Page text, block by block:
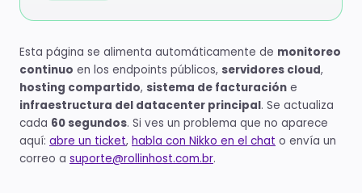
Esta página se alimenta automáticamente de monitoreo
continuo en los endpoints públicos, servidores cloud,
hosting compartido, sistema de facturación e
infraestructura del datacenter principal. Se actualiza
cada 60 segundos. Si ves un problema que no aparece
aquí: abre un ticket, habla con Nikko en el chat o envía un
correo a suporte@rollinhost.com.br.